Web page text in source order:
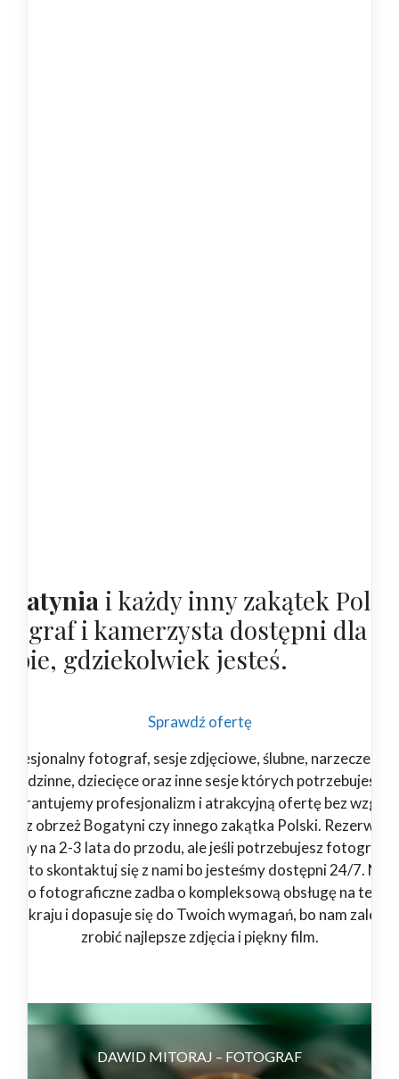
i każdy inny zakątek
i kamerzysta dostępni dla
gdziekolwiek jesteś.
Sprawdź ofertę
fotograf, sesje zdjęciowe, ślubne,
rodzinne, dziecięce oraz inne sesje których potrzebujesz.
profesjonalizm i atrakcyjną ofertę bez
z obrzeż Bogatyni czy innego zakątka Polski.
na 2-3 lata do przodu, ale jeśli potrzebujesz fotografa
to skontaktuj się z nami bo jesteśmy dostępni 24/7.
fotograficzne zadba o kompleksową obsługę na
kraju i dopasuje się do Twoich wymagań, bo nam zależy
zrobić najlepsze zdjęcia i piękny film.
DAWID MITORAJ – FOTOGRAF